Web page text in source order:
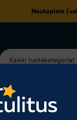
Noutopiste
Kaikki tuotekategoriat
Kampanjat &